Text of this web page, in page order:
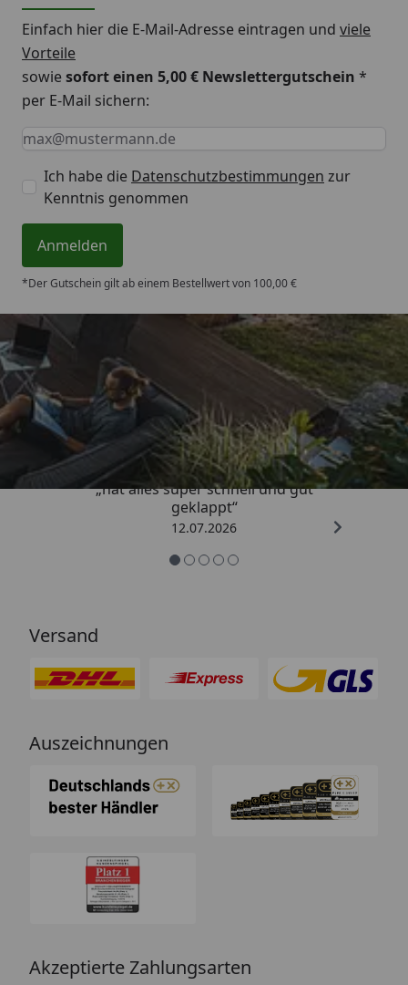
Einfach hier die E-Mail-Adresse eintragen und viele
Vorteile
sowiesofort einen 5,00 € Newslettergutschein *
per E-Mail sichern:
Keine Eingabe erforderlich
Eingabe erforderlich
E-Mail *
Ich habe die Datenschutzbestimmungen zur
Kenntnis genommen
Anmelden
*Der Gutschein gilt ab einem Bestellwert von 100,00 €
Trusted Shops
4,71/ 5
„hat alles super schnell und gut
geklappt“
12.07.2026
Versand
Auszeichnungen
Akzeptierte Zahlungsarten